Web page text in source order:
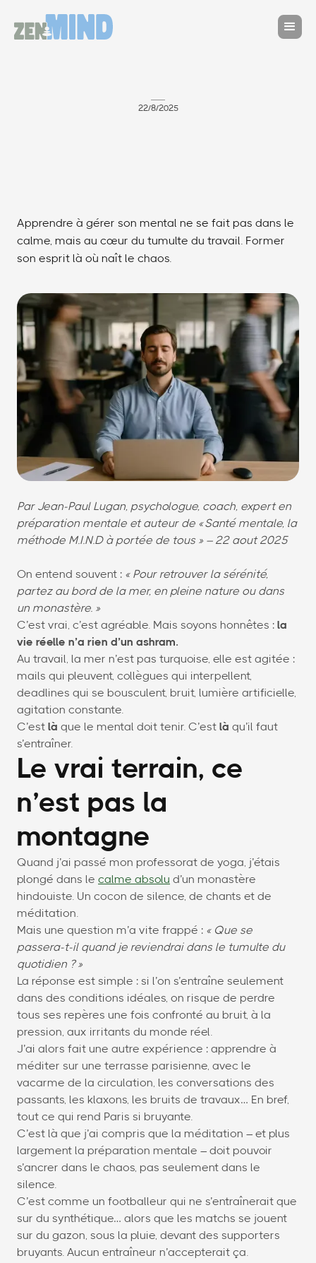
22/8/2025
Apprendre à gérer son mental ne se fait pas dans le
calme, mais au cœur du tumulte du travail. Former
son esprit là où naît le chaos.
Par Jean-Paul Lugan, psychologue, coach, expert en
préparation mentale et auteur de « Santé mentale, la
méthode M.I.N.D à portée de tous » – 22 aout 2025
On entend souvent : « Pour retrouver la sérénité,
partez au bord de la mer, en pleine nature ou dans
un monastère. »
C’est vrai, c’est agréable. Mais soyons honnêtes : la
vie réelle n’a rien d’un ashram.
Au travail, la mer n’est pas turquoise, elle est agitée :
mails qui pleuvent, collègues qui interpellent,
deadlines qui se bousculent, bruit, lumière artificielle,
agitation constante.
C’est là que le mental doit tenir. C’est là qu’il faut
s’entraîner.
Le vrai terrain, ce
n’est pas la
montagne
Quand j’ai passé mon professorat de yoga, j’étais
plongé dans le calme absolu d’un monastère
hindouiste. Un cocon de silence, de chants et de
méditation.
Mais une question m’a vite frappé : « Que se
passera-t-il quand je reviendrai dans le tumulte du
quotidien ? »
La réponse est simple : si l’on s’entraîne seulement
dans des conditions idéales, on risque de perdre
tous ses repères une fois confronté au bruit, à la
pression, aux irritants du monde réel.
J’ai alors fait une autre expérience : apprendre à
méditer sur une terrasse parisienne, avec le
vacarme de la circulation, les conversations des
passants, les klaxons, les bruits de travaux… En bref,
tout ce qui rend Paris si bruyante.
C’est là que j’ai compris que la méditation – et plus
largement la préparation mentale – doit pouvoir
s’ancrer dans le chaos, pas seulement dans le
silence.
C’est comme un footballeur qui ne s’entraînerait que
sur du synthétique… alors que les matchs se jouent
sur du gazon, sous la pluie, devant des supporters
bruyants. Aucun entraîneur n’accepterait ça.